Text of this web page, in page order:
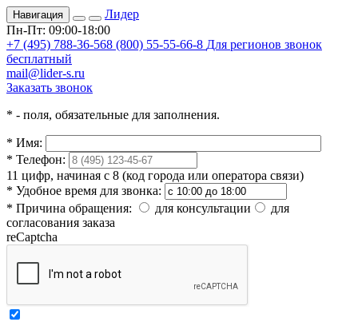
Навигация
Лидер
Пн-Пт: 09:00-18:00
+7 (495) 788-36-568 (800) 55-55-66-8 Для регионов звонок
бесплатный
mail@lider-s.ru
Заказать звонок
* - поля, обязательные для заполнения.
* Имя:
* Телефон:
11 цифр, начиная с 8 (код города или оператора связи)
* Удобное время для звонка:
* Причина обращения: для консультации
для
согласования заказа
reCaptcha